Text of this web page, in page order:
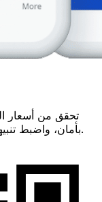
تحقق من أسعار
بأمان، واضبط تنبيهات للأسعار، وتلق إخطارات وغير ذلك المزيد.